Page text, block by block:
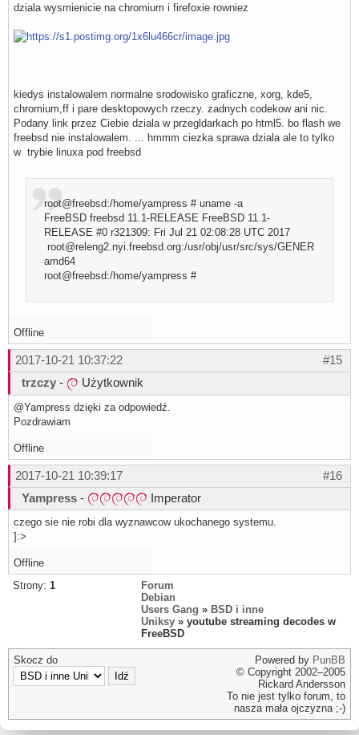
dziala wysmienicie na chromium i firefoxie rowniez
kiedys instalowalem normalne srodowisko graficzne, xorg, kde5,
chromium,ff i pare desktopowych rzeczy. zadnych codekow ani nic.
Podany link przez Ciebie dziala w przegldarkach po html5. bo flash we
freebsd nie instalowalem. ... hmmm ciezka sprawa dziala ale to tylko
w trybie linuxa pod freebsd
root@freebsd:/home/yampress # uname -a
FreeBSD freebsd 11.1-RELEASE FreeBSD 11.1-
RELEASE #0 r321309: Fri Jul 21 02:08:28 UTC 2017
root@releng2.nyi.freebsd.org:/usr/obj/usr/src/sys/GENERIC
amd64
root@freebsd:/home/yampress #
Offline
#15
2017-10-21 10:37:22
trzczy - Użytkownik
@Yampress dzięki za odpowiedź.
Pozdrawiam
Offline
#16
2017-10-21 10:39:17
Yampress - Imperator
czego sie nie robi dla wyznawcow ukochanego systemu.
]:>
Offline
Strony: 1
Forum
Debian
Users Gang » BSD i inne
Uniksy » youtube streaming decodes w
FreeBSD
Skocz do Powered by PunBB
© Copyright 2002–2005
Rickard Andersson
To nie jest tylko forum, to
nasza mała ojczyzna ;-)